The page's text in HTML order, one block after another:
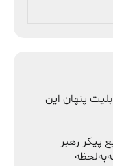
پنهان این
پیکر رهبر